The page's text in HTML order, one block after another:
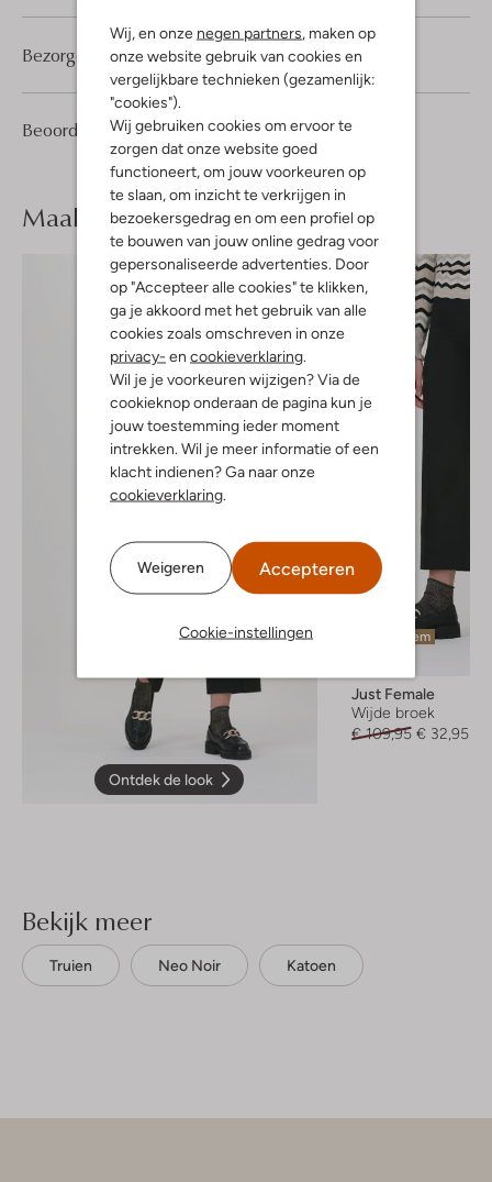
Wij, en onze negen partners , maken op
onze website gebruik van cookies en
vergelijkbare technieken (gezamenlijk:
"cookies").
Wij gebruiken cookies om ervoor te
zorgen dat onze website goed
functioneert, om jouw voorkeuren op
te slaan, om inzicht te verkrijgen in
bezoekersgedrag en om een profiel op
te bouwen van jouw online gedrag voor
gepersonaliseerde advertenties. Door
op "Accepteer alle cookies" te klikken,
ga je akkoord met het gebruik van alle
cookies zoals omschreven in onze
privacy- en cookieverklaring
Wil je je voorkeuren wijzigen? Via de
cookieknop onderaan de pagina kun je
jouw toestemming ieder moment
intrekken. Wil je meer informatie of een
klacht indienen? Ga naar onze
cookieverklaring
Weigeren Accepteren
Cookie-instellingen
Beoordelingen (5) 4/5
5
4
Sterren
Bezorgen & retourneren
Maak jelook compleet
Ontdek de look
Laatste item
Just Female
Wijde broek
€ 109,95 € 32,95
Bekijk meer
Truien Neo Noir Katoen